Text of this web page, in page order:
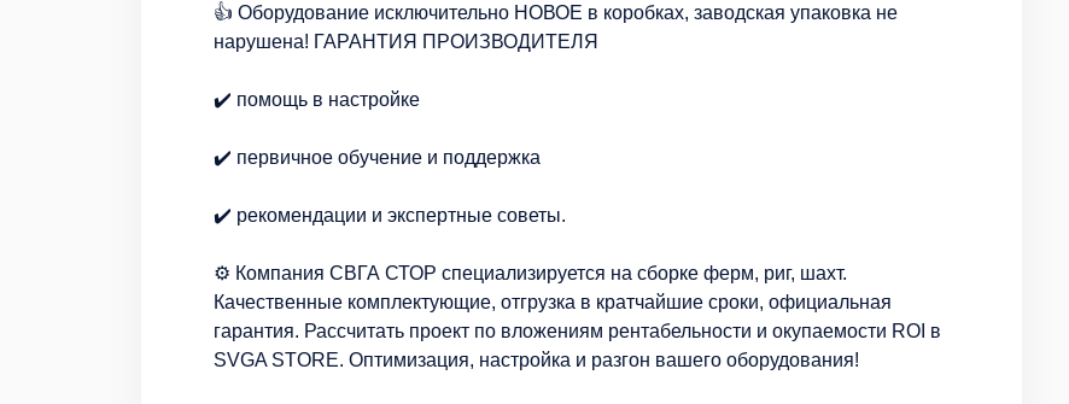
👍 Оборудование исключительно НОВОЕ в коробках, заводская упаковка не
нарушена! ГАРАНТИЯ ПРОИЗВОДИТЕЛЯ
✔️ помощь в настройке
✔️ первичное обучение и поддержка
✔️ рекомендации и экспертные советы.
⚙️ Компания СВГА СТОР специализируется на сборке ферм, риг, шахт.
Качественные комплектующие, отгрузка в кратчайшие сроки, официальная
гарантия. Рассчитать проект по вложениям рентабельности и окупаемости ROI в
SVGA STORE. Оптимизация, настройка и разгон вашего оборудования!